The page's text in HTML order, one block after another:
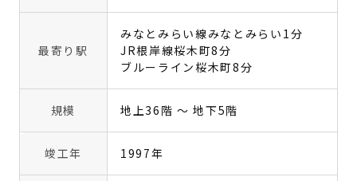
最寄り駅
みなとみらい線みなとみらい1分
JR根岸線桜木町8分
ブルーライン桜木町8分
規模 地上36階 〜 地下5階
竣工年 1997年